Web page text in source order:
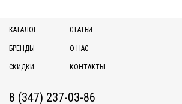
КАТАЛОГ
БРЕНДЫ
СКИДКИ
СТАТЬИ
О НАС
КОНТАКТЫ
8 (347) 237-03-86